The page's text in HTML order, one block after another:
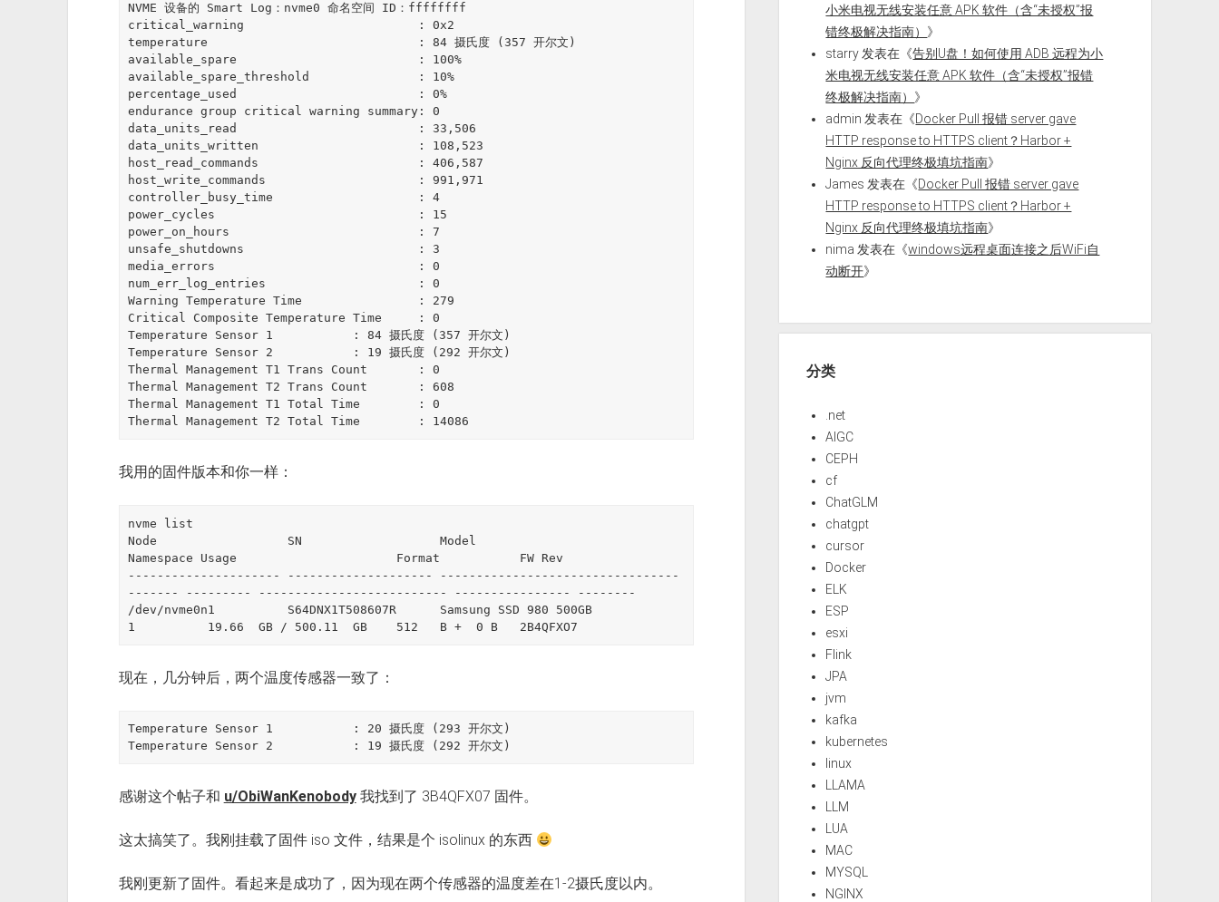
NVME 设备的 Smart Log：nvme0 命名空间 ID：ffffffff
critical_warning                        : 0x2
temperature                             : 84 摄氏度 (357 开尔文)
available_spare                         : 100%
available_spare_threshold               : 10%
percentage_used                         : 0%
endurance group critical warning summary: 0
data_units_read                         : 33,506
data_units_written                      : 108,523
host_read_commands                      : 406,587
host_write_commands                     : 991,971
controller_busy_time                    : 4
power_cycles                            : 15
power_on_hours                          : 7
unsafe_shutdowns                        : 3
media_errors                            : 0
num_err_log_entries                     : 0
Warning Temperature Time                : 279
Critical Composite Temperature Time     : 0
Temperature Sensor 1           : 84 摄氏度 (357 开尔文)
Temperature Sensor 2           : 19 摄氏度 (292 开尔文)
Thermal Management T1 Trans Count       : 0
Thermal Management T2 Trans Count       : 608
Thermal Management T1 Total Time        : 0
Thermal Management T2 Total Time        : 14086
我用的固件版本和你一样：
nvme list
Node                  SN                   Model
Namespace Usage                      Format           FW Rev
--------------------- -------------------- ---------------------------------
------- --------- -------------------------- ---------------- --------
/dev/nvme0n1          S64DNX1T508607R      Samsung SSD 980 500GB
1          19.66  GB / 500.11  GB    512   B +  0 B   2B4QFXO7
现在，几分钟后，两个温度传感器一致了：
Temperature Sensor 1           : 20 摄氏度 (293 开尔文)
Temperature Sensor 2           : 19 摄氏度 (292 开尔文)
感谢这个帖子和 u/ObiWanKenobody我找到了 3B4QFX07 固件。
这太搞笑了。我刚挂载了固件 iso 文件，结果是个 isolinux 的东西
我刚更新了固件。看起来是成功了，因为现在两个传感器的温度差在1-2摄氏度以内。
小米电视无线安装任意 APK 软件（含“未授权”报
错终极解决指南） 》
starry 发表在《告别U盘！如何使用 ADB 远程为小
米电视无线安装任意 APK 软件（含“未授权”报错
终极解决指南） 》
admin 发表在《Docker Pull 报错 server gave
HTTP response to HTTPS client？Harbor +
Nginx 反向代理终极填坑指南》
James 发表在《Docker Pull 报错 server gave
HTTP response to HTTPS client？Harbor +
Nginx 反向代理终极填坑指南》
nima 发表在《windows远程桌面连接之后WiFi自
动断开》
分类
.net
AIGC
CEPH
cf
ChatGLM
chatgpt
cursor
Docker
ELK
ESP
esxi
Flink
JPA
jvm
kafka
kubernetes
linux
LLAMA
LLM
LUA
MAC
MYSQL
NGINX